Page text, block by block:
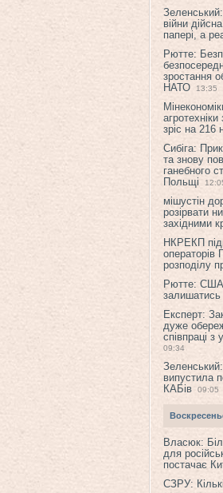
війни
папері, а
Рютте:
зростання
НАТО
13:35
зріс на 216
Сибіга:
та знову
ганебного
Польщі
мішустін
розірвати
західними
НКРЕКП
операторів
розподілу
Рютте: США
Експерт:
дуже
співпраці з
09:34
випустила
КАБів
09:05
Власюк:
для
постачає
СЗРУ: